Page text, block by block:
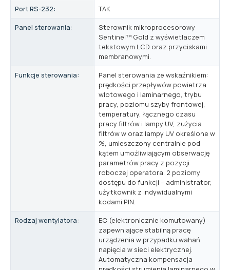
Port RS-232:
TAK
Panel sterowania:
Sterownik mikroprocesorowy
Sentinel™ Gold z wyświetlaczem
tekstowym LCD oraz przyciskami
membranowymi.
Funkcje sterowania:
Panel sterowania ze wskaźnikiem:
prędkości przepływów powietrza
wlotowego i laminarnego, trybu
pracy, poziomu szyby frontowej,
temperatury, łącznego czasu
pracy filtrów i lampy UV, zużycia
filtrów w oraz lampy UV określone w
%, umieszczony centralnie pod
kątem umożliwiającym obserwację
parametrów pracy z pozycji
roboczej operatora. 2 poziomy
dostępu do funkcji – administrator,
użytkownik z indywidualnymi
kodami PIN.
Rodzaj wentylatora:
EC (elektronicznie komutowany)
zapewniające stabilną pracę
urządzenia w przypadku wahań
napięcia w sieci elektrycznej.
Automatyczna kompensacja